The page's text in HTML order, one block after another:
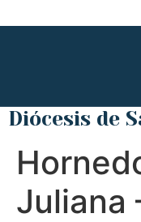
Diócesis de
Juliana